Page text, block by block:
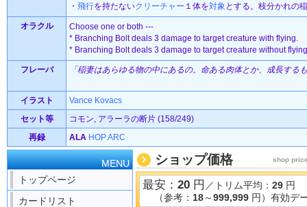
・ 飛行を持たないクリーチャー １体を対象 とする。枝分かれの
オラクル
Choose one or both ---
* Branching Bolt deals 3 damage to target creature with flying.
* Branching Bolt deals 3 damage to target creature without
フレーバ 「稲妻はあらゆる物の中にあるの。命ある肉体とか、成長する
イラスト
Vance Kovacs
セット等
コモン, アラーラの断片 (158/249)
再録
ALA HOPARC
MENU
トップページ
カードリスト
ショップ価格 shop
最安： 20 円 ／トリム平均： 29 円
（参考： 18～999,999 円）有効デ